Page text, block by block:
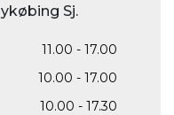
Sj.
11.00 - 17.00
10.00 - 17.00
10.00 - 17.30